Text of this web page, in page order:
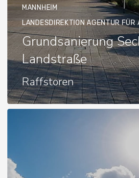
MANNHEIM
LANDESDIREKTION AGENTUR FÜR
Grundsanierung
Landstraße
Raffstoren